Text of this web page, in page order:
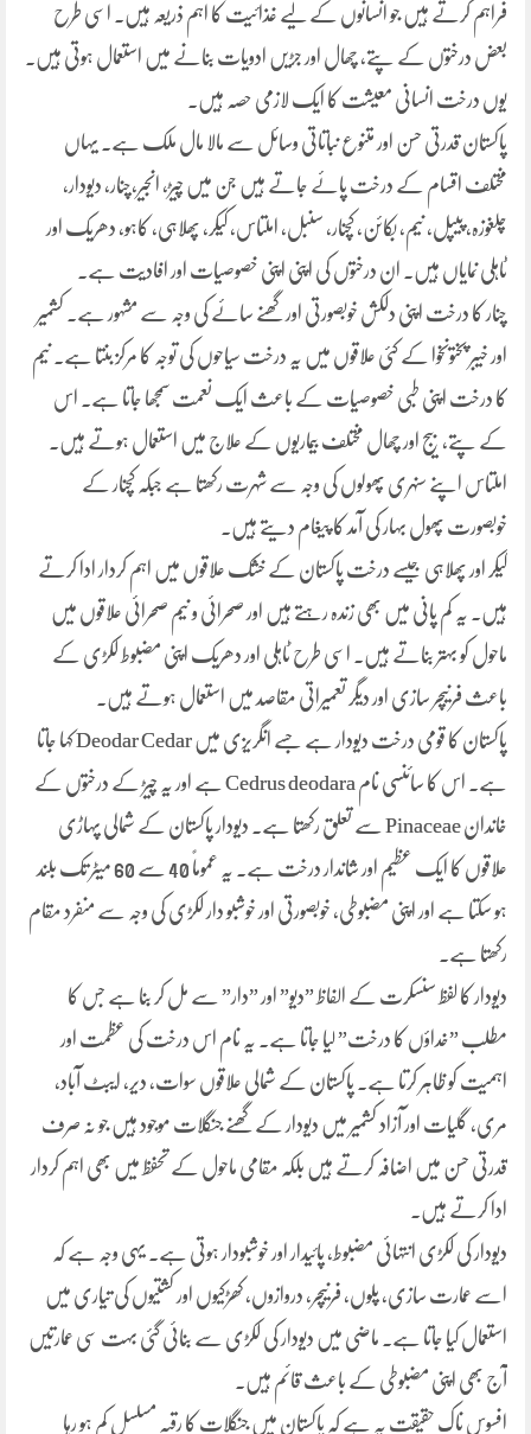
فراہم کرتے ہیں جو انسانوں کے لیے غذائیت کا اہم ذریعہ ہیں۔ اسی طرح
بعض درختوں کے پتے، چھال اور جڑیں ادویات بنانے میں استعمال ہوتی ہیں۔
یوں درخت انسانی معیشت کا ایک لازمی حصہ ہیں۔
پاکستان قدرتی حسن اور متنوع نباتاتی وسائل سے مالا مال ملک ہے۔ یہاں
مختلف اقسام کے درخت پائے جاتے ہیں جن میں چیڑ، انجیر،چنار، دیودار،
چلغوزہ، پیپل، نیم، بکائن، کچنار، سنبل، املتاس، کیکر، پھلاہی، کاہو، دھریک اور
ٹاہلی نمایاں ہیں۔ ان درختوں کی اپنی اپنی خصوصیات اور افادیت ہے۔
چنار کا درخت اپنی دلکش خوبصورتی اور گھنے سائے کی وجہ سے مشہور ہے۔ کشمیر
اور خیبر پختونخوا کے کئی علاقوں میں یہ درخت سیاحوں کی توجہ کا مرکز بنتا ہے۔ نیم
کا درخت اپنی طبی خصوصیات کے باعث ایک نعمت سمجھا جاتا ہے۔ اس
کے پتے، بیج اور چھال مختلف بیماریوں کے علاج میں استعمال ہوتے ہیں۔
املتاس اپنے سنہری پھولوں کی وجہ سے شہرت رکھتا ہے جبکہ کچنار کے
خوبصورت پھول بہار کی آمد کا پیغام دیتے ہیں۔
کیکر اور پھلاہی جیسے درخت پاکستان کے خشک علاقوں میں اہم کردار ادا کرتے
ہیں۔ یہ کم پانی میں بھی زندہ رہتے ہیں اور صحرائی و نیم صحرائی علاقوں میں
ماحول کو بہتر بناتے ہیں۔ اسی طرح ٹاہلی اور دھریک اپنی مضبوط لکڑی کے
باعث فرنیچر سازی اور دیگر تعمیراتی مقاصد میں استعمال ہوتے ہیں۔
پاکستان کا قومی درخت دیودار ہے جسے انگریزی میں Deodar Cedar کہا جاتا
ہے۔ اس کا سائنسی نام Cedrus deodara ہے اور یہ چیڑ کے درختوں کے
خاندان Pinaceae سے تعلق رکھتا ہے۔ دیودار پاکستان کے شمالی پہاڑی
علاقوں کا ایک عظیم اور شاندار درخت ہے۔ یہ عموماً 40 سے 60 میٹر تک بلند
ہو سکتا ہے اور اپنی مضبوطی، خوبصورتی اور خوشبو دار لکڑی کی وجہ سے منفرد مقام
رکھتا ہے۔
دیودار کا لفظ سنسکرت کے الفاظ ”دیو” اور ”دار” سے مل کر بنا ہے جس کا
مطلب ”خداؤں کا درخت” لیا جاتا ہے۔ یہ نام اس درخت کی عظمت اور
اہمیت کو ظاہر کرتا ہے۔ پاکستان کے شمالی علاقوں سوات، دیر، ایبٹ آباد،
مری، گلیات اور آزاد کشمیر میں دیودار کے گھنے جنگلات موجود ہیں جو نہ صرف
قدرتی حسن میں اضافہ کرتے ہیں بلکہ مقامی ماحول کے تحفظ میں بھی اہم کردار
ادا کرتے ہیں۔
دیودار کی لکڑی انتہائی مضبوط، پائیدار اور خوشبودار ہوتی ہے۔ یہی وجہ ہے کہ
اسے عمارت سازی، پلوں، فرنیچر، دروازوں، کھڑکیوں اور کشتیوں کی تیاری میں
استعمال کیا جاتا ہے۔ ماضی میں دیودار کی لکڑی سے بنائی گئی بہت سی عمارتیں
آج بھی اپنی مضبوطی کے باعث قائم ہیں۔
افسوس ناک حقیقت یہ ہے کہ پاکستان میں جنگلات کا رقبہ مسلسل کم ہو رہا